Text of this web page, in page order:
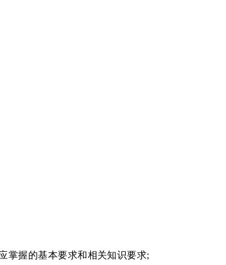
掌握的基本要求和相关知识要求;